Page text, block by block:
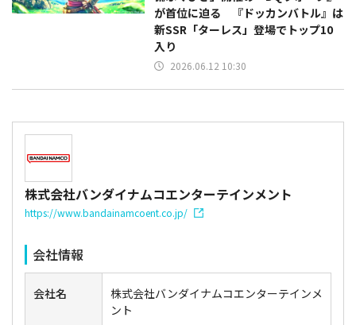
が首位に迫る 『ドッカンバトル』は
新SSR「ターレス」登場でトップ10
入り
2026.06.12 10:30
株式会社バンダイナムコエンターテインメント
https://www.bandainamcoent.co.jp/
会社情報
会社名
株式会社バンダイナムコエンターテインメ
ント